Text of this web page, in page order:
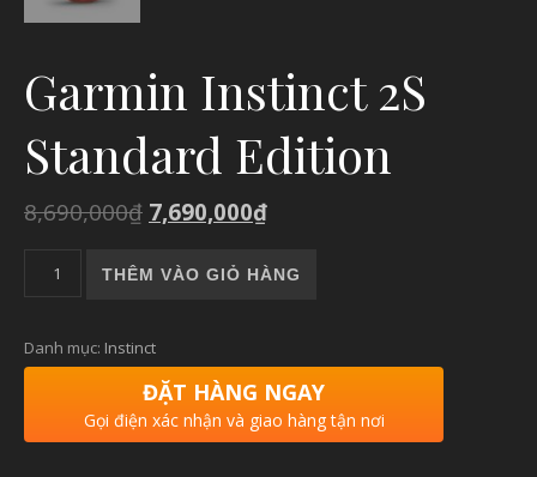
Garmin Instinct 2S
Standard Edition
8,690,000₫ 7,690,000₫
Garmin Instinct 2S Standard Edition số lượng
THÊM VÀO GIỎ HÀNG
Danh mục: Instinct
ĐẶT HÀNG NGAY
Gọi điện xác nhận và giao hàng tận nơi